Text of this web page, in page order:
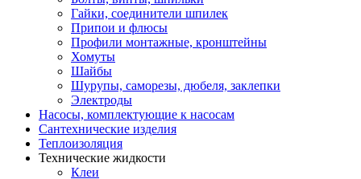
Гайки, соединители шпилек
Припои и флюсы
Профили монтажные, кронштейны
Хомуты
Шайбы
Шурупы, саморезы, дюбеля, заклепки
Электроды
Насосы, комплектующие к насосам
Сантехнические изделия
Теплоизоляция
Технические жидкости
Клеи